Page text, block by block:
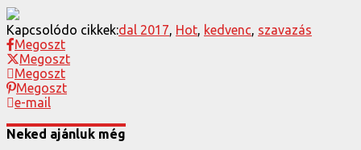
Kapcsolódo cikkek:dal 2017, Hot, kedvenc, szavazás
Megoszt
Megoszt
Megoszt
Megoszt
e-mail
Neked ajánluk még